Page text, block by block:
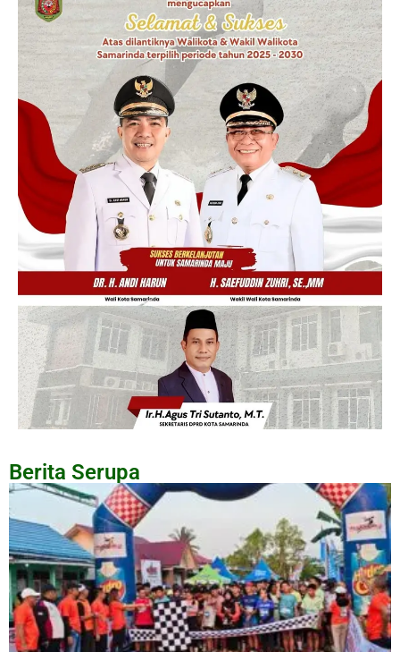
Berita Serupa